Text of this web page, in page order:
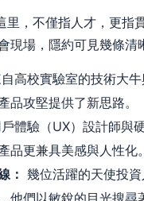
里，不僅指人才，更指
現場，隱約可見幾條清
高校實驗室的技術大
品攻堅提供了新思路。
體驗（UX）設計師與
品更兼具美感與人性化。
： 幾位活躍的天使投